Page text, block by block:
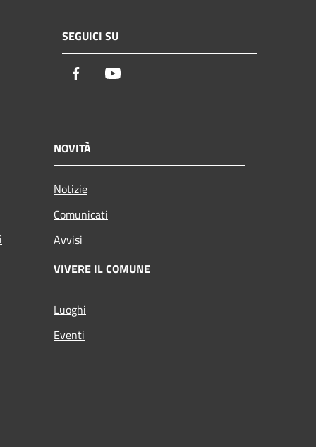
SEGUICI SU
Facebook
NOVITÀ
Notizie
Comunicati
Avvisi
VIVERE IL COMUNE
Luoghi
Eventi